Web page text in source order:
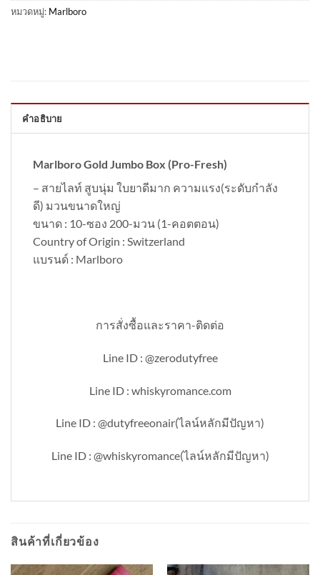
หมวดหมู่: Marlboro
คำอธิบาย
Marlboro Gold Jumbo Box (Pro-Fresh)
– สายไลท์ สูบนุ่ม ใบยาดีมาก ความแรง(ระดับกำลัง
ดี) มวนขนาดใหญ่
ขนาด : 10-ซอง 200-มวน (1-คอตตอน)
Country of Origin : Switzerland
แบรนด์ : Marlboro
การสั่งซื้อและราคา-ติดต่อ
Line ID : @zerodutyfree
Line ID : whiskyromance.com
Line ID : @dutyfreeonair(ไลน์หลักมีปัญหา)
Line ID : @whiskyromance(ไลน์หลักมีปัญหา)
สินค้าที่เกี่ยวข้อง